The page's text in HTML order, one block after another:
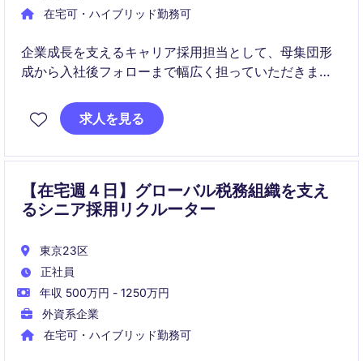
在宅可・ハイブリッド勤務可
企業成長を支えるキャリア採用担当として、母集団形
成から入社後フォローまで幅広く担っていただきま
ションであり、将来的にはマネジメントも期待されて
います。
求人を見る
【在宅週４日】グローバル税務組織を支え
るシニア採用リクルーター
東京23区
正社員
年収 500万円 - 1250万円
外資系企業
在宅可・ハイブリッド勤務可